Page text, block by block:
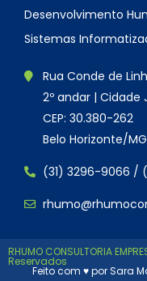
Desenvolvimento
Sistemas
Rua Conde de
2º andar | Cidade
CEP: 30.380-262
Belo Horizonte/MG
(31) 3296-9066 /
RHUMO CONSULTORIA
Reservados
Feito com ♥ porSara